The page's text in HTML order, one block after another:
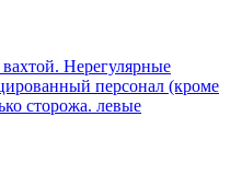
Нерегулярные
персонал (кроме
сторожа. левые